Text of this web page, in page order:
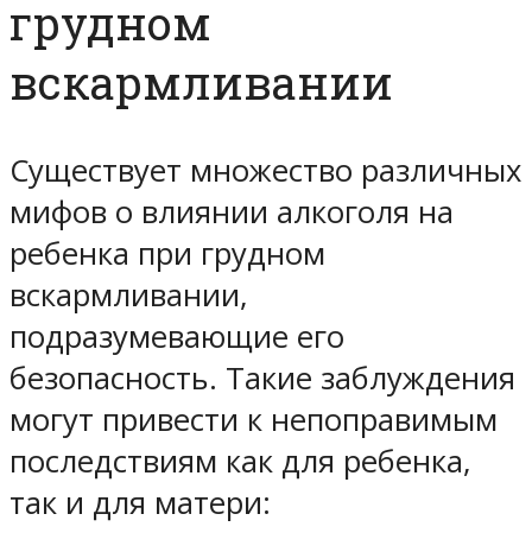
грудном
вскармливании
Существует множество различных
мифов о влиянии алкоголя на
ребенка при грудном
вскармливании,
подразумевающие его
безопасность. Такие заблуждения
могут привести к непоправимым
последствиям как для ребенка,
так и для матери: